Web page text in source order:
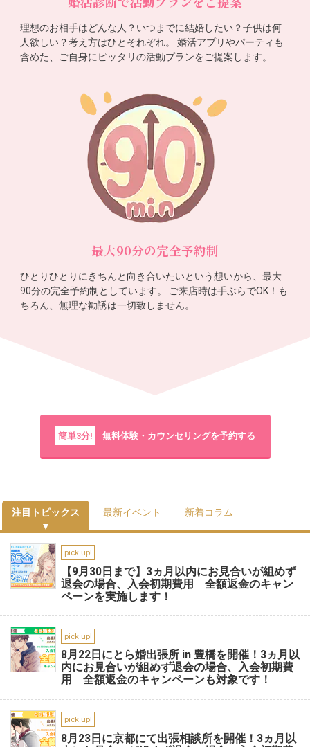
理想のお相手はどんな人？いつまでに結婚したい？子供は何
人欲しい？考え方はひとそれぞれ。 婚活アプリやパーティも
含めた、ご自身にピッタリの活動プランをご提案します。
最大90分の完全予約制
ひとりひとりにきちんと向き合いたいという想いから、最大
90分の完全予約制としています。 ご来店時は手ぶらでOK！も
ちろん、無理な勧誘は一切致しません。
簡単3分! 無料体験・カウンセリングを予約する
注目トピックス 最新イベント 新着コラム
pick up!
【9月30日まで】3ヵ月以内にお見合いが組めず
退会の場合、入会初期費用 全額返金のキャン
ペーンを実施します！
pick up!
8月22日にとら婚出張所 in 豊橋を開催！3ヵ月以
内にお見合いが組めず退会の場合、入会初期費
用 全額返金のキャンペーンも対象です！
pick up!
8月23日に京都にて出張相談所を開催！3ヵ月以